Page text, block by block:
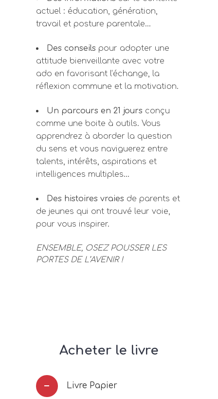
actuel : éducation, génération,
travail et posture parentale…
Des conseils pour adopter une
attitude bienveillante avec votre
ado en favorisant l’échange, la
réflexion commune et la motivation.
Un parcours en 21 jours conçu
comme une boite à outils. Vous
apprendrez à aborder la question
du sens et vous naviguerez entre
talents, intérêts, aspirations et
intelligences multiples…
Des histoires vraies de parents et
de jeunes qui ont trouvé leur voie,
pour vous inspirer.
ENSEMBLE, OSEZ POUSSER LES
PORTES DE L’AVENIR !
Acheter le livre
Livre Papier